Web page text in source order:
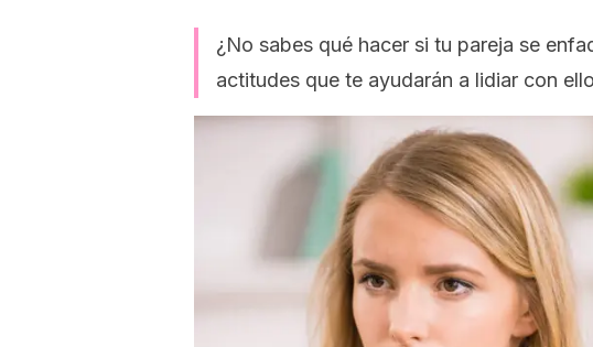
¿No sabes qué hacer si tu pareja se
actitudes que te ayudarán a lidiar con